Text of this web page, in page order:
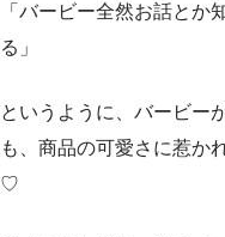
「バービー全然お話とか
る」
というように、バービー
も、商品の可愛さに惹か
♡